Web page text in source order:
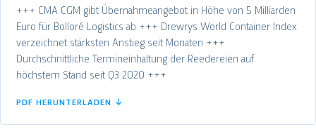
+++ CMA CGM gibt Übernahmeangebot in Höhe von 5 Milliarden
Euro für Bolloré Logistics ab +++ Drewrys World Container Index
verzeichnet stärksten Anstieg seit Monaten +++
Durchschnittliche Termineinhaltung der Reedereien auf
höchstem Stand seit Q3 2020 +++
PDF HERUNTERLADEN ↓